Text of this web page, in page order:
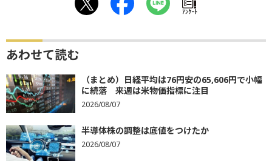
ｱﾝｹｰﾄ
あわせて読む
（まとめ）日経平均は76円安の65,606円で小幅
に続落 来週は米物価指標に注目
2026/08/07
半導体株の調整は底値をつけたか
2026/08/07